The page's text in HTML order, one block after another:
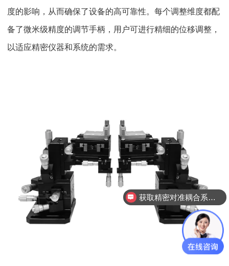
度的影响，从而确保了设备的高可靠性。每个调整维度都配
备了微米级精度的调节手柄，用户可进行精细的位移调整，
以适应精密仪器和系统的需求。
获取精密对准耦合系统技术方案